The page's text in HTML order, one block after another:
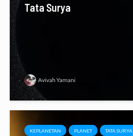
Tata Surya
Avivah Yamani
KEPLANETAN PLANET TATA SURYA